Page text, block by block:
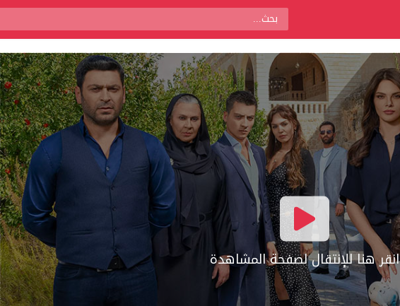
انقر هنا للإنتقال لصفحة المشاهدة